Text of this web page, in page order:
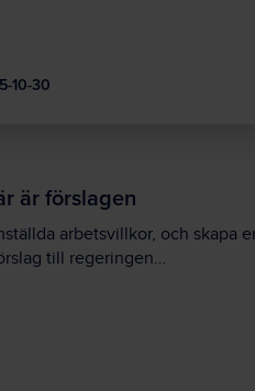
10-30
är förslagen
arbetsvillkor, och skapa
till regeringen…